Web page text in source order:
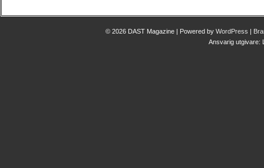
© 2026 DAST Magazine | Powered by WordPress |
Ansvarig utgivare: